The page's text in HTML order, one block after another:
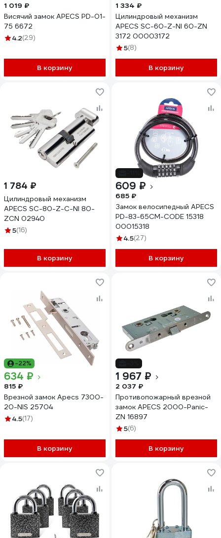
1 019 ₽
Висячий замок APECS PD-01-
75 6672
4.2(29)
В корзину
1 334 ₽
Цилиндровый механизм
APECS SC-60-Z-NI 60-ZN
3172 00003172
5(8)
В корзину
1 784 ₽
Цилиндровый механизм
APECS SC-80-Z-C-NI 80-
ZCN 02940
5(16)
В корзину
609 ₽
685 ₽
Замок велосипедный APECS
PD-83-65CM-CODE 15318
00015318
4.5(27)
В корзину
-22%
634 ₽
815 ₽
Врезной замок Apecs 7300-
20-NIS 25704
4.5(17)
В корзину
1 967 ₽
2 037 ₽
Противопожарный врезной
замок APECS 2000-Panic-
ZN 16897
5(6)
В корзину